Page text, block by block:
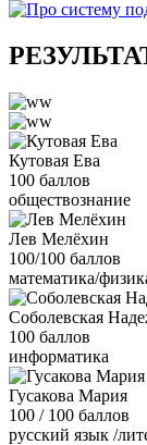
Кутовая Ева
100 баллов
обществознание
Лев Мелёхин
100/100 баллов
математика/
Соболевская
100 баллов
информатика
Гусакова Мария
100 / 100 баллов
русский язык /